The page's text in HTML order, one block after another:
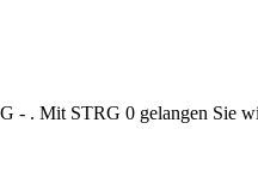
- . Mit STRG 0 gelangen Sie